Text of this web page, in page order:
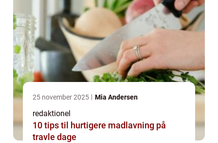
25 november 2025 Mia Andersen
redaktionel
10 tips til hurtigere madlavning på
travle dage